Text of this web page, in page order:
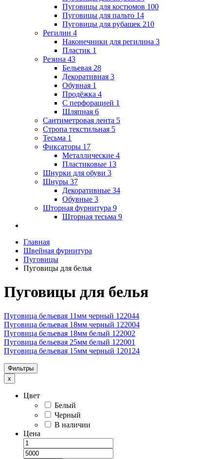
Пуговицы для костюмов 100
Пуговицы для пальто 14
Пуговицы для рубашек 210
Регилин 4
Наконечники для регилина 3
Пластик 1
Резина 43
Бельевая 28
Декоративная 3
Обувная 1
Продёжка 4
С перфорацией 1
Шляпная 6
Сантиметровая лента 5
Стропа текстильная 5
Тесьма 1
Фиксаторы 17
Металлические 4
Пластиковые 13
Шнурки для обуви 3
Шнуры 37
Декоративные 34
Обувные 3
Шторная фурнитура 9
Шторная тесьма 9
Главная
Швейная фурнитура
Пуговицы
Пуговицы для белья
Пуговицы для белья
Пуговица бельевая 11мм черный 122044
Пуговица бельевая 18мм черный 122004
Пуговица бельевая 18мм белый 122002
Пуговица бельевая 25мм белый 122001
Пуговица бельевая 15мм черный 120124
Фильтры
x
Цвет
Белый
Черный
В наличии
Цена